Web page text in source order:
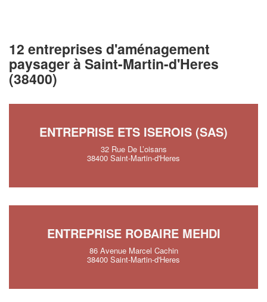
12 entreprises d'aménagement
paysager à Saint-Martin-d'Heres
(38400)
ENTREPRISE ETS ISEROIS (SAS)
32 Rue De L’oisans
38400 Saint-Martin-d'Heres
ENTREPRISE ROBAIRE MEHDI
86 Avenue Marcel Cachin
38400 Saint-Martin-d'Heres